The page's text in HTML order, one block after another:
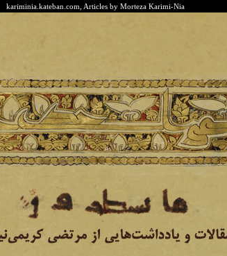
kariminia.kateban.com, Articles by Morteza Karimi-Nia